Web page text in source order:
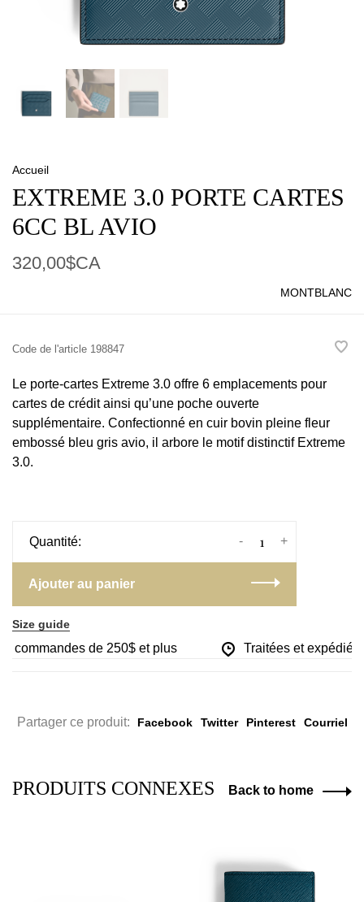
Accueil
EXTREME 3.0 PORTE CARTES
6CC BL AVIO
320,00$CA
MONTBLANC
Code de l'article 198847
Le porte-cartes Extreme 3.0 offre 6 emplacements pour
cartes de crédit ainsi qu’une poche ouverte
supplémentaire. Confectionné en cuir bovin pleine fleur
embossé bleu gris avio, il arbore le motif distinctif Extreme
3.0.
Quantité: +
-
Ajouter au panier
Size guide
commandes de 250$ et plus Traitées et
Partager ce produit: Facebook Twitter Pinterest Courriel
PRODUITS CONNEXES Back to home